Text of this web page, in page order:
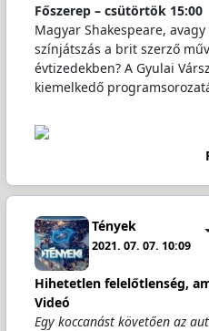
Főszerep – csütörtök 15:00
Magyar Shakespeare,
színjátszás a brit szerző
évtizedekben? A Gyulai
kiemelkedő
Tények
2021. 07. 07. 10:09
Hihetetlen felelőtlenség,
Videó
Egy koccanást követően az